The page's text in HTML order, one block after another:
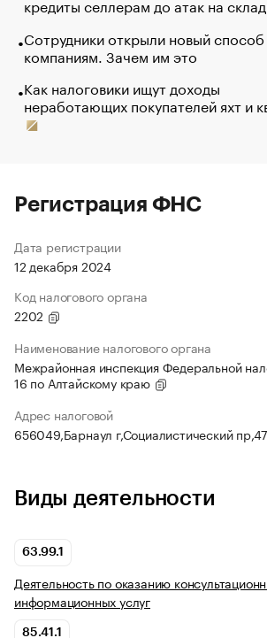
кредиты селлерам до атак на
Сотрудники открыли новый способ
компаниям. Зачем им это
Как налоговики ищут доходы
неработающих покупателей яхт и
Регистрация ФНС
Дата регистрации
12 декабря 2024
Код налогового органа
2202
Наименование налогового органа
Межрайонная инспекция Федеральной
16 по Алтайскому краю
Адрес налоговой
656049,Барнаул г,Социалистический пр,47
Виды деятельности
63.99.1
Деятельность по оказанию
информационных услуг
85.41.1